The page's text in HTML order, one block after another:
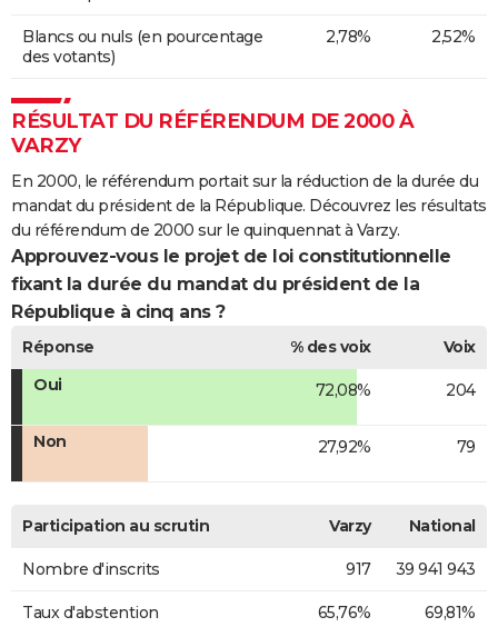
Blancs ou nuls (en pourcentage
des votants)
2,78% 2,52%
RÉSULTAT DU RÉFÉRENDUM DE 2000 À
VARZY
En 2000, le référendum portait sur la réduction de la durée du
mandat du président de la République. Découvrez les résultats
du référendum de 2000 sur le quinquennat à Varzy.
Approuvez-vous le projet de loi constitutionnelle
fixant la durée du mandat du président de la
République à cinq ans ?
Réponse % des voix
Voix
Oui
72,08% 204
Non 27,92% 79
Participation au scrutin Varzy National
Nombre d'inscrits 917 39 941 943
Taux d'abstention 65,76% 69,81%